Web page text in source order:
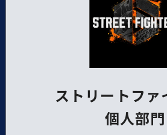
ストリートファ
個人部門